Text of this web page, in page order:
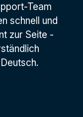
Team
schnell und
zur Seite -